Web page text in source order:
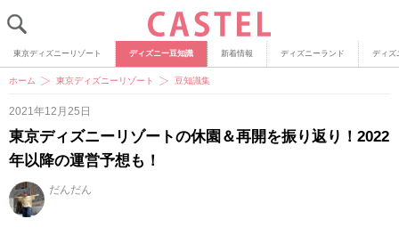
東京ディズニーリゾート ディズニー豆知識 新着情報 ディズニーランド ディズ
ホーム 東京ディズニーリゾート 豆知識集
2021年12月25日
東京ディズニーリゾートの休園＆再開を振り返り！2022
年以降の運営予想も！
だんだん